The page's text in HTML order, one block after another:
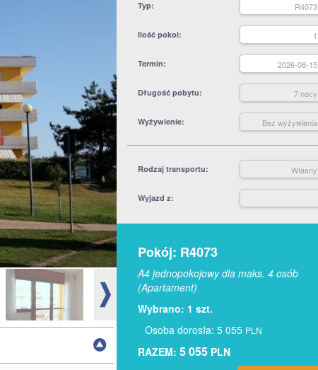
Typ R4073
Ilość pokoi 1
Termin 2026-08-15
Długość pobytu 7 nocy
Wyżywienie Bez wyżywienia
Rodzaj transportu Własny
Wyjazd z
Pokój: R4073
A4 jednopokojowy dla maks. 4 osób
(Apartament)
Wybrano: 1 szt.
Osoba dorosła: 5 055 PLN
RAZEM: 5 055 PLN